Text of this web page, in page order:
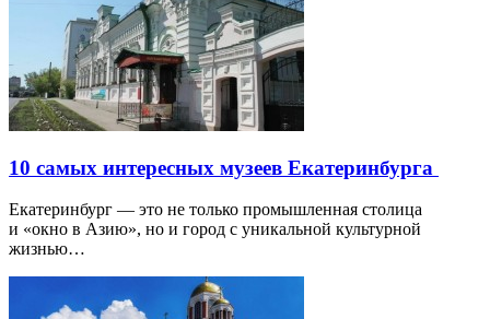
10 самых интересных музеев Екатеринбурга
Екатеринбург — это не только промышленная столица
и «окно в Азию», но и город с уникальной культурной
жизнью…